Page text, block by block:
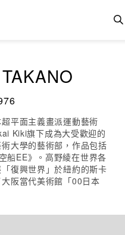
平面主義畫派運動藝術
Kiki旗下成為大受歡迎的
大學的藝術部，作品包括
船EE》。高野綾在世界各
復興世界」於紐約的斯卡
阪當代美術館「00日本